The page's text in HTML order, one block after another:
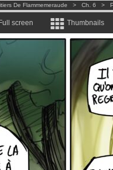
De Flammemeraude > Ch. 6 >
Full screen Thumbnails